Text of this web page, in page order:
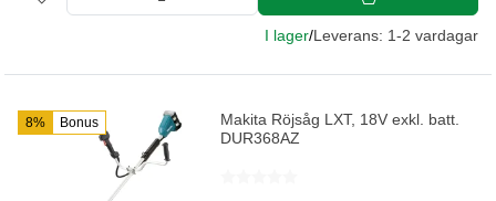
I lager/Leverans: 1-2 vardagar
8% Bonus
Makita Röjsåg LXT, 18V exkl. batt.
DUR368AZ